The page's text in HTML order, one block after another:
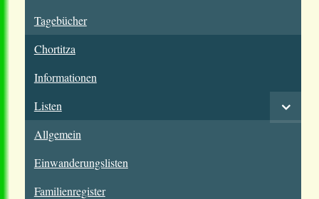
Tagebücher
Chortitza
Informationen
Listen
Allgemein
Einwanderungslisten
Familienregister